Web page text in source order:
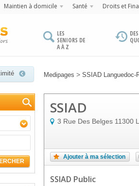
Maintien à domicile Santé Droits et
LES
SENIORS DE
A À Z
Medipages > SSIAD Languedoc-
SSIAD
3 Rue Des Belges 11300
Ajouter à ma sélection
SSIAD Public